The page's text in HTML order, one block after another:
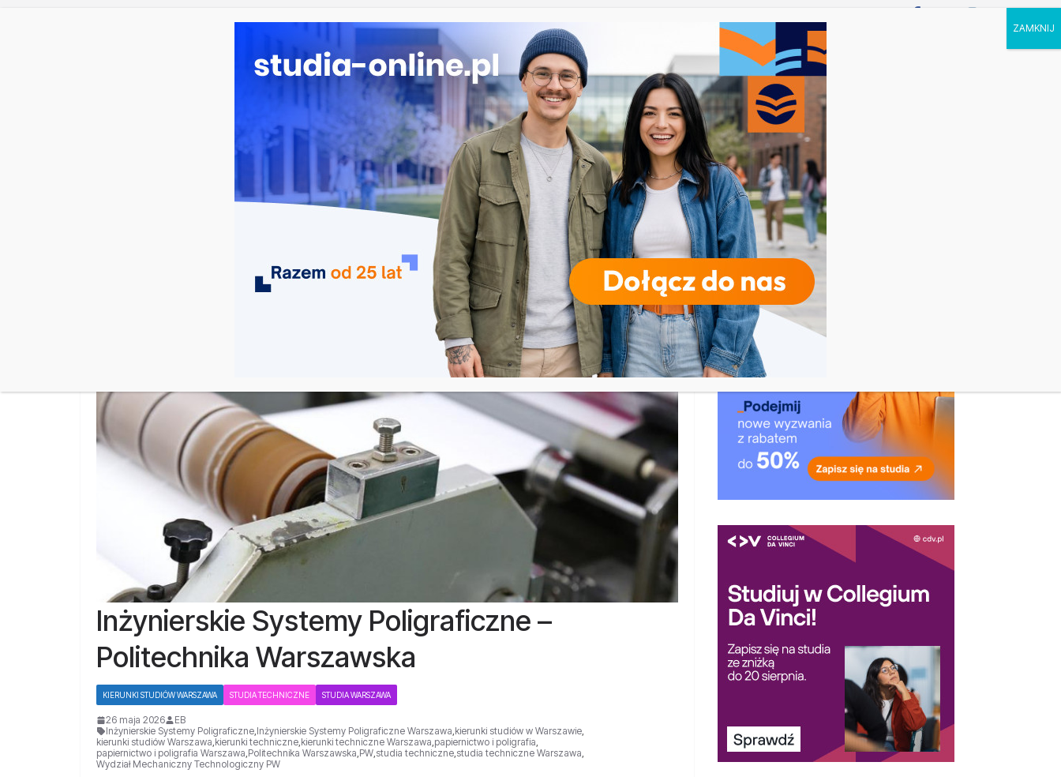
Studia historyczne w Łodzi
Analityka biznesowa i Data Science – Collegium Da Vinci w
Poznaniu
Chemia w Opolu
Biologia w Rzeszowie
UCZELNIE KIERUNKI RODZAJE STUDIÓW REKRUTACJA DRZWI OTWARTE TOP STUDIA KALENDARZ
Inżynierskie Systemy Poligraficzne –
Politechnika Warszawska
KIERUNKI STUDIÓW WARSZAWA STUDIA TECHNICZNE STUDIA WARSZAWA
26 maja 2026
EB
Inżynierskie Systemy Poligraficzne Inżynierskie Systemy Poligraficzne Warszawa kierunki studiów w Warszawie
kierunki studiów Warszawa kierunki techniczne kierunki techniczne Warszawa papiernictwo i poligrafia
papiernictwo i poligrafia Warszawa Politechnika Warszawska PW studia techniczne studia techniczne Warszawa
Wydział Mechaniczny Technologiczny PW